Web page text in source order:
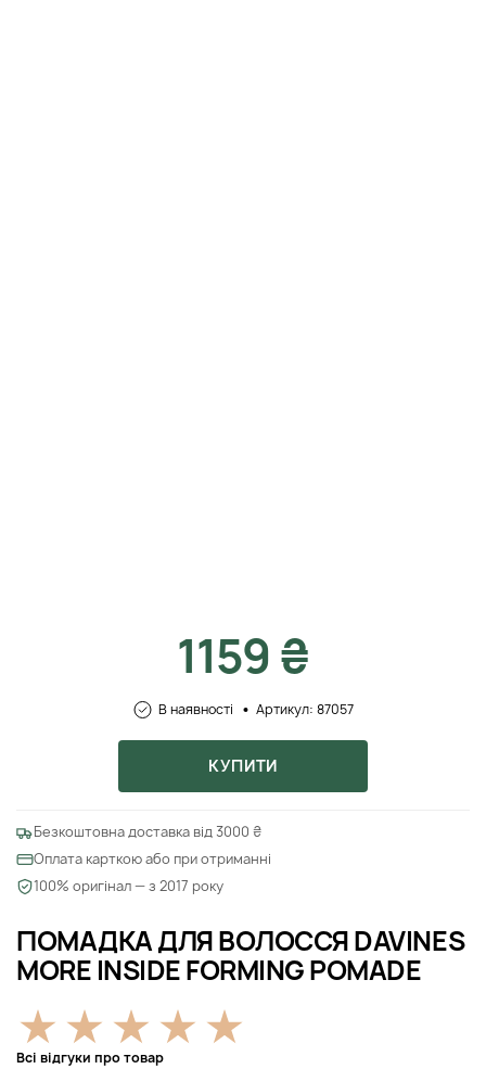
ПОМАДКА ДЛЯ ВОЛОССЯ DAVINES
MORE INSIDE FORMING POMADE
Всі відгуки про товар
1159 ₴
В наявності Артикул: 87057
КУПИТИ
Безкоштовна доставка від 3000 ₴
Оплата карткою або при отриманні
100% оригінал — з 2017 року